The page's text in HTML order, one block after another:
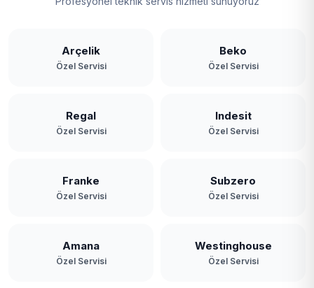
Yassıören
Yeniköy
Arçelik
Özel Servisi
Beko
Özel Servisi
Regal
Özel Servisi
Indesit
Özel Servisi
Franke
Özel Servisi
Subzero
Özel Servisi
Amana
Özel Servisi
Westinghouse
Özel Servisi